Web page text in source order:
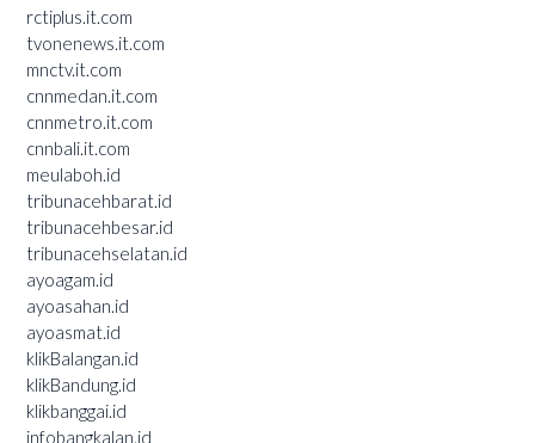
rctiplus.it.com
tvonenews.it.com
mnctv.it.com
cnnmedan.it.com
cnnmetro.it.com
cnnbali.it.com
meulaboh.id
tribunacehbarat.id
tribunacehbesar.id
tribunacehselatan.id
ayoagam.id
ayoasahan.id
ayoasmat.id
klikBalangan.id
klikBandung.id
klikbanggai.id
infobangkalan.id